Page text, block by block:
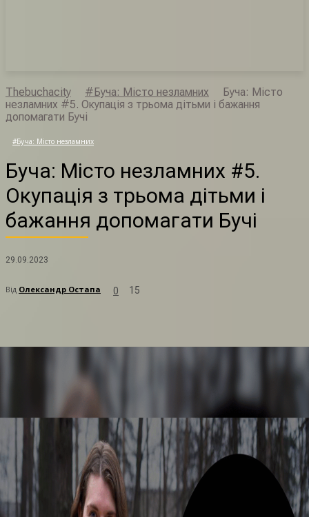
Thebuchacity #Буча: Місто незламних
Буча: Місто
незламних #5. Окупація з трьома дітьми і бажання
допомагати Бучі
#Буча: Місто незламних
Буча: Місто незламних #5.
Окупація з трьома дітьми і
бажання допомагати Бучі
29.09.2023
Від Олександр Остапа 0 15